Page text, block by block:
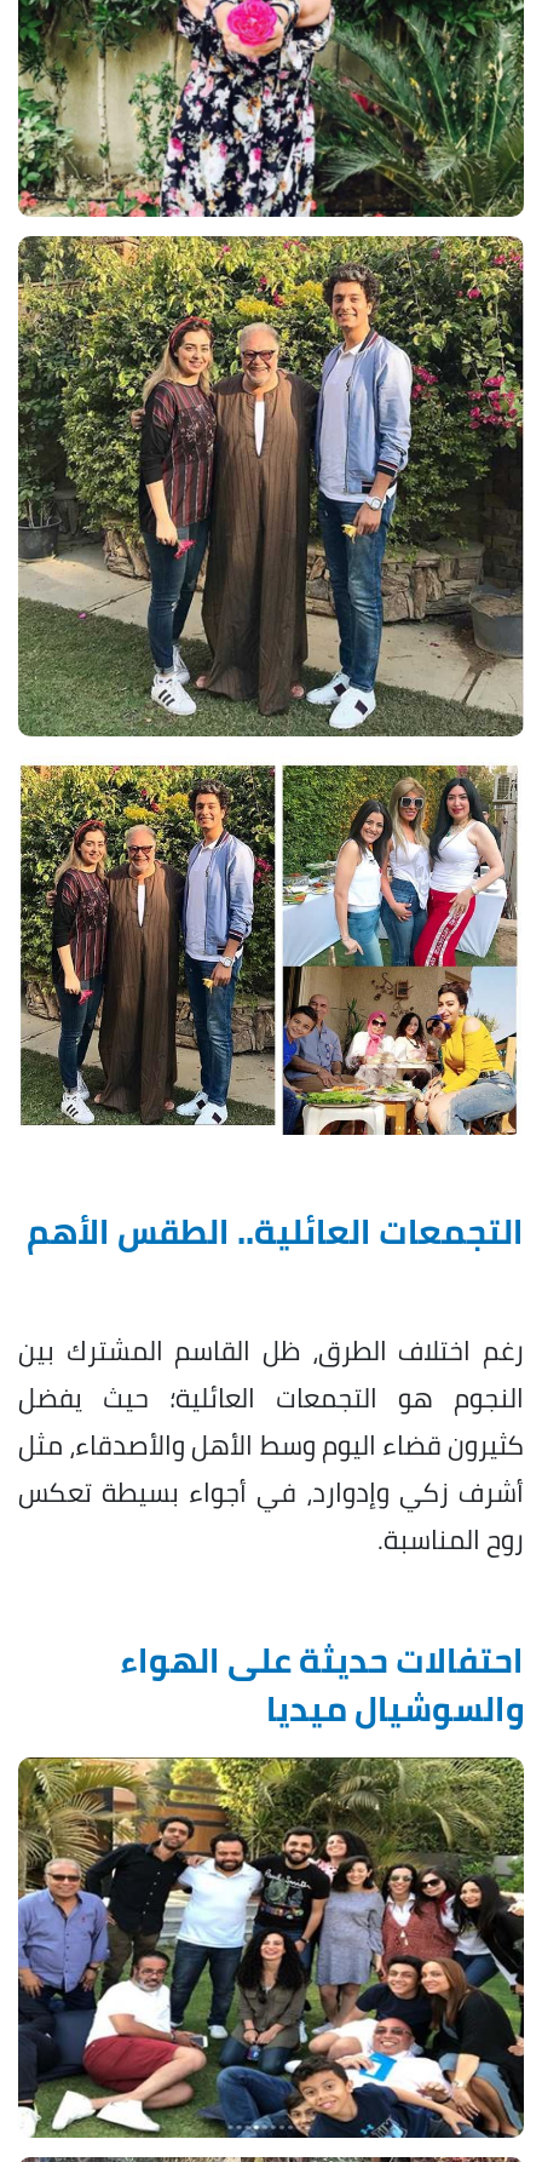
التجمعات العائلية.. الطقس الأهم
رغم اختلاف الطرق، ظل القاسم المشترك بين
النجوم هو التجمعات العائلية؛ حيث يفضل
كثيرون قضاء اليوم وسط الأهل والأصدقاء، مثل
أشرف زكي وإدوارد، في أجواء بسيطة تعكس
روح المناسبة.
احتفالات حديثة على الهواء
والسوشيال ميديا